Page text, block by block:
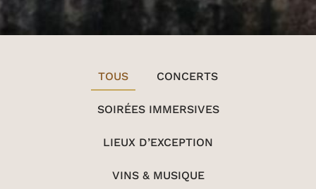
TOUS CONCERTS
SOIRÉES IMMERSIVES
LIEUX D’EXCEPTION
VINS & MUSIQUE